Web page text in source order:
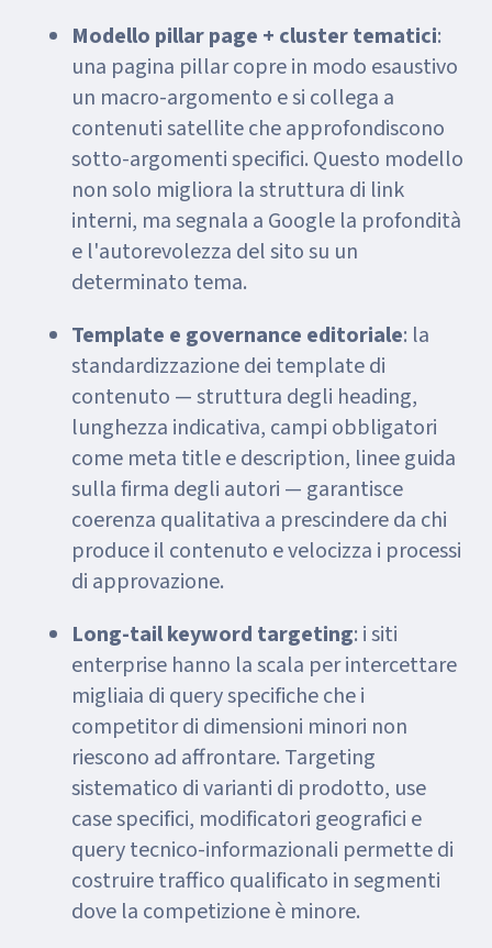
Modello pillar page + cluster tematici:
una pagina pillar copre in modo esaustivo
un macro-argomento e si collega a
contenuti satellite che approfondiscono
sotto-argomenti specifici. Questo modello
non solo migliora la struttura di link
interni, ma segnala a Google la profondità
e l'autorevolezza del sito su un
determinato tema.
Template e governance editoriale: la
standardizzazione dei template di
contenuto — struttura degli heading,
lunghezza indicativa, campi obbligatori
come meta title e description, linee guida
sulla firma degli autori — garantisce
coerenza qualitativa a prescindere da chi
produce il contenuto e velocizza i processi
di approvazione.
Long-tail keyword targeting: i siti
enterprise hanno la scala per intercettare
migliaia di query specifiche che i
competitor di dimensioni minori non
riescono ad affrontare. Targeting
sistematico di varianti di prodotto, use
case specifici, modificatori geografici e
query tecnico-informazionali permette di
costruire traffico qualificato in segmenti
dove la competizione è minore.